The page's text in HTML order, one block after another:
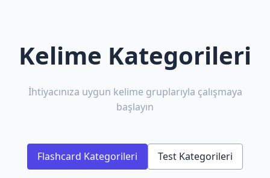
Kelime Kategorileri
İhtiyacınıza uygun kelime gruplarıyla çalışmaya
başlayın
Flashcard Kategorileri Test Kategorileri